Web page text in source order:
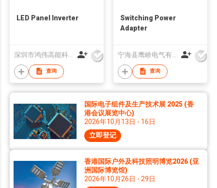
LED Panel Inverter
深圳市鸿伟高能科技有限公司
查询
Switching Power
Adapter
查询
国际电子组件及生产技术展 2025 (香
港会议展览中心)
2026年10月13日 - 16日
立即登记
香港国际户外及科技照明博览2026 (亚
洲国际博览馆)
2026年10月26日 - 29日